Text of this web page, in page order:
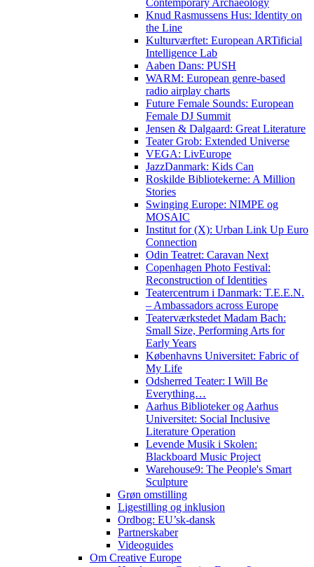
Contemporary Archaeology
Knud Rasmussens Hus: Identity on
the Line
Kulturværftet: European ARTificial
Intelligence Lab
Aaben Dans: PUSH
WARM: European genre-based
radio airplay charts
Future Female Sounds: European
Female DJ Summit
Jensen & Dalgaard: Great Literature
Teater Grob: Extended Universe
VEGA: LivEurope
JazzDanmark: Kids Can
Roskilde Bibliotekerne: A Million
Stories
Swinging Europe: NIMPE og
MOSAIC
Institut for (X): Urban Link Up Euro
Connection
Odin Teatret: Caravan Next
Copenhagen Photo Festival:
Reconstruction of Identities
Teatercentrum i Danmark: T.E.E.N.
– Ambassadors across Europe
Teaterværkstedet Madam Bach:
Small Size, Performing Arts for
Early Years
Københavns Universitet: Fabric of
My Life
Odsherred Teater: I Will Be
Everything…
Aarhus Biblioteker og Aarhus
Universitet: Social Inclusive
Literature Operation
Levende Musik i Skolen:
Blackboard Music Project
Warehouse9: The People's Smart
Sculpture
Grøn omstilling
Ligestilling og inklusion
Ordbog: EU’sk-dansk
Partnerskaber
Videoguides
Om Creative Europe